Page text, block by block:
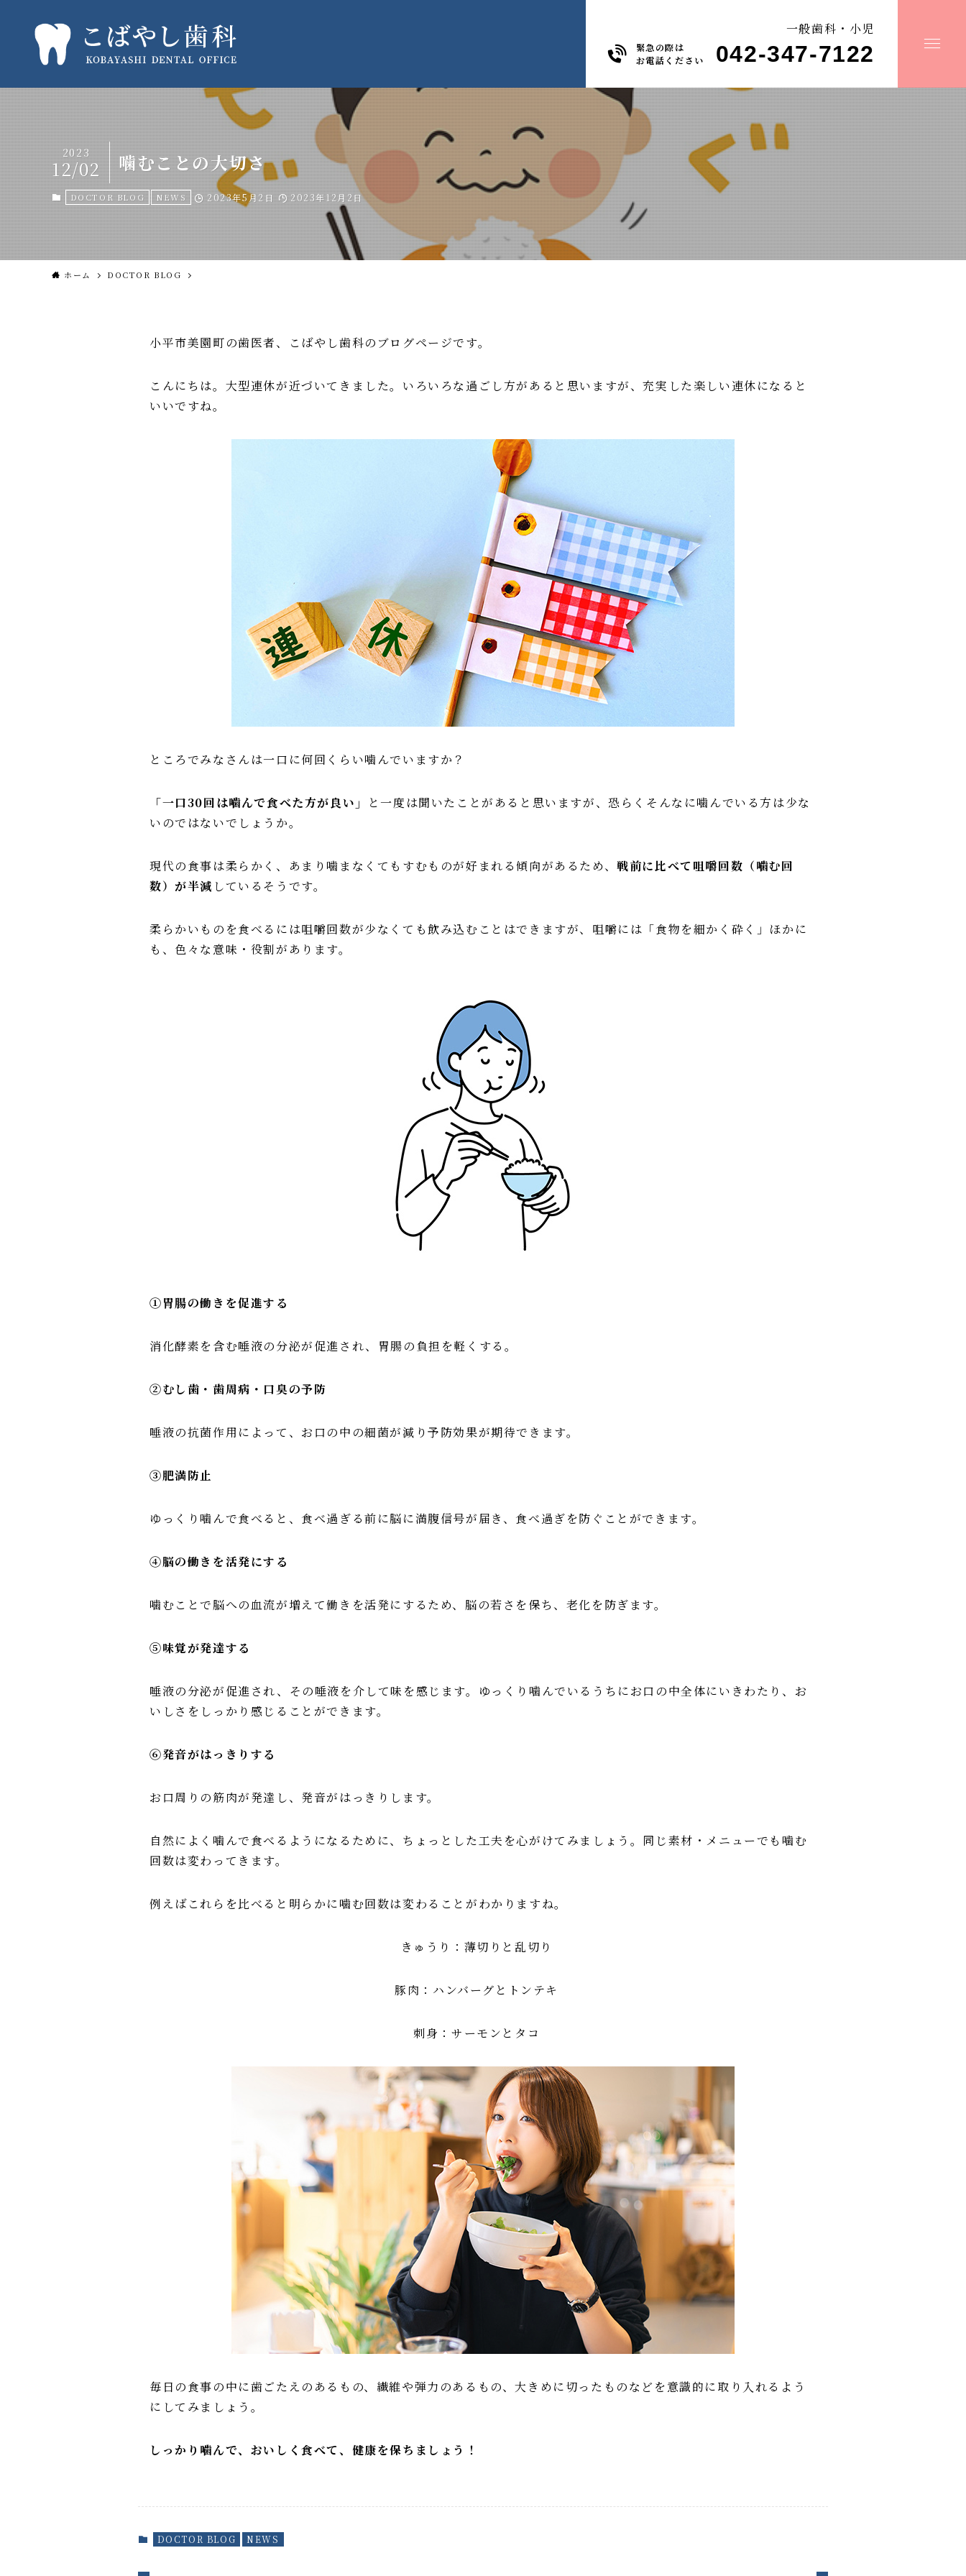
一般歯科・小児
緊急の際は
お電話ください
042-347-7122
噛むことの大切さ
2023
12/02
DOCTOR BLOG NEWS 2023年5月2日 2023年12月2日
ホーム DOCTOR BLOG
小平市美園町の歯医者、こばやし歯科のブログページです。
こんにちは。大型連休が近づいてきました。いろいろな過ごし方があると思いますが、充実した楽しい連休になると
いいですね。
ところでみなさんは一口に何回くらい噛んでいますか？
「一口30回は噛んで食べた方が良い」
と一度は聞いたことがあると思いますが、恐らくそんなに噛んでいる方は少な
いのではないでしょうか。
現代の食事は柔らかく、あまり噛まなくてもすむものが好まれる傾向があるため、戦前に比べて咀嚼回数（噛む回
数）が半減 しているそうです。
柔らかいものを食べるには咀嚼回数が少なくても飲み込むことはできますが、咀嚼には「食物を細かく砕く」ほかに
も、色々な意味・役割があります。
①胃腸の働きを促進する
消化酵素を含む唾液の分泌が促進され、胃腸の負担を軽くする。
②むし歯・歯周病・口臭の予防
唾液の抗菌作用によって、お口の中の細菌が減り予防効果が期待できます。
③肥満防止
ゆっくり噛んで食べると、食べ過ぎる前に脳に満腹信号が届き、食べ過ぎを防ぐことができます。
④脳の働きを活発にする
噛むことで脳への血流が増えて働きを活発にするため、脳の若さを保ち、老化を防ぎます。
⑤味覚が発達する
唾液の分泌が促進され、その唾液を介して味を感じます。ゆっくり噛んでいるうちにお口の中全体にいきわたり、お
いしさをしっかり感じることができます。
⑥発音がはっきりする
お口周りの筋肉が発達し、発音がはっきりします。
自然によく噛んで食べるようになるために、ちょっとした工夫を心がけてみましょう。同じ素材・メニューでも噛む
回数は変わってきます。
例えばこれらを比べると明らかに噛む回数は変わることがわかりますね。
きゅうり：薄切りと乱切り
豚肉：ハンバーグとトンテキ
刺身：サーモンとタコ
毎日の食事の中に歯ごたえのあるもの、繊維や弾力のあるもの、大きめに切ったものなどを意識的に取り入れるよう
にしてみましょう。
しっかり噛んで、おいしく食べて、健康を保ちましょう！
DOCTOR BLOG NEWS